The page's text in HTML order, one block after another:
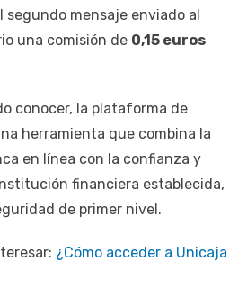
mensaje enviado al
una comisión de 0,15 euros
conocer, la plataforma de
herramienta que combina la
en línea con la confianza y
financiera establecida,
de primer nivel.
¿Cómo acceder a Unicaja